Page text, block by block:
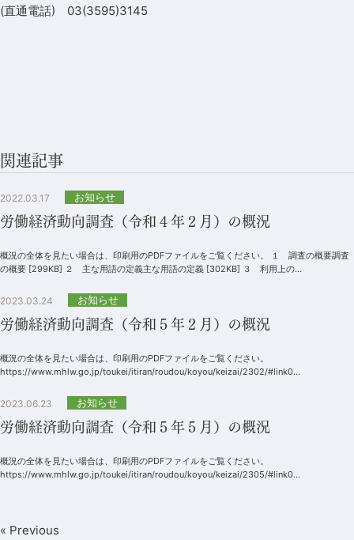
(直通電話) 03(3595)3145
関連記事
2022.03.17 お知らせ
労働経済動向調査（令和４年２月）の概況
概況の全体を見たい場合は、印刷用のPDFファイルをご覧ください。 １ 調査の概要調査
の概要 [299KB] ２ 主な用語の定義主な用語の定義 [302KB] ３ 利用上の...
2023.03.24 お知らせ
労働経済動向調査（令和５年２月）の概況
概況の全体を見たい場合は、印刷用のPDFファイルをご覧ください。
https://www.mhlw.go.jp/toukei/itiran/roudou/koyou/keizai/2302/#link0...
2023.06.23 お知らせ
労働経済動向調査（令和５年５月）の概況
概況の全体を見たい場合は、印刷用のPDFファイルをご覧ください。
https://www.mhlw.go.jp/toukei/itiran/roudou/koyou/keizai/2305/#link0...
« Previous